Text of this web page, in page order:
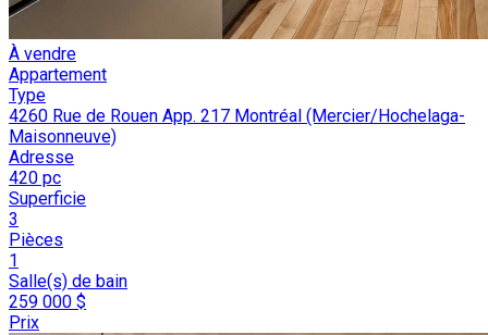
À vendre
Appartement
Type
4260 Rue de Rouen App. 217 Montréal (Mercier/Hochelaga-
Maisonneuve)
Adresse
420 pc
Superficie
3
Pièces
1
Salle(s) de bain
259 000 $
Prix